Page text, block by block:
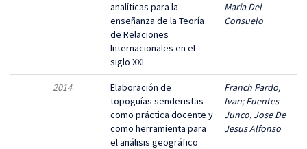
analíticas para la
enseñanza de la Teoría
de Relaciones
Internacionales en el
siglo XXI
Maria Del
Consuelo
2014
Elaboración de
topoguías senderistas
como práctica docente y
como herramienta para
el análisis geográfico
Franch Pardo,
Ivan;Fuentes
Junco, Jose De
Jesus Alfonso